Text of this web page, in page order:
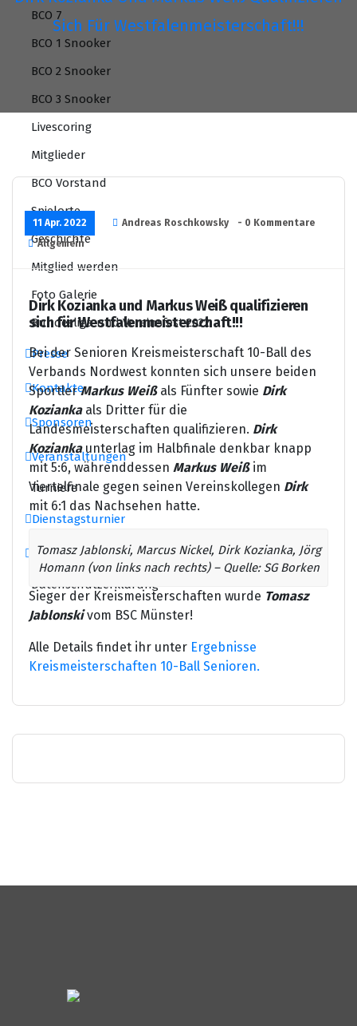
BCO 7
BCO 1 Snooker
BCO 2 Snooker
BCO 3 Snooker
Livescoring
Mitglieder
BCO Vorstand
Spielorte
Geschichte
Mitglied werden
Foto Galerie
Bundesliga und Vereinsfest 2022
Presse
Kontakte
Sponsoren
Veranstaltungen
Turniere
Dienstagsturnier
Impressum
Datenschutzerklärung
Sich Für Westfalenmeisterschaft!!!
11 Apr. 2022 Andreas Roschkowsky
- 0 Kommentare
Allgemein
Dirk Kozianka und Markus Weiß qualifizieren
sich für Westfalenmeisterschaft!!!
Bei der Senioren Kreismeisterschaft 10-Ball des
Verbands Nordwest konnten sich unsere beiden
SportlerMarkus Weißals Fünfter sowie Dirk
Koziankaals Dritter für die
Landesmeisterschaften qualifizieren. Dirk
Koziankaunterlag im Halbfinale denkbar knapp
mit 5:6, währenddessen Markus Weißim
Viertelfinale gegen seinen Vereinskollegen Dirk
mit 6:1 das Nachsehen hatte.
Tomasz Jablonski, Marcus Nickel, Dirk Kozianka, Jörg
Homann (von links nach rechts) – Quelle: SG Borken
Sieger der Kreismeisterschaften wurde Tomasz
Jablonskivom BSC Münster!
Alle Details findet ihr unter Ergebnisse
Kreismeisterschaften 10-Ball Senioren.